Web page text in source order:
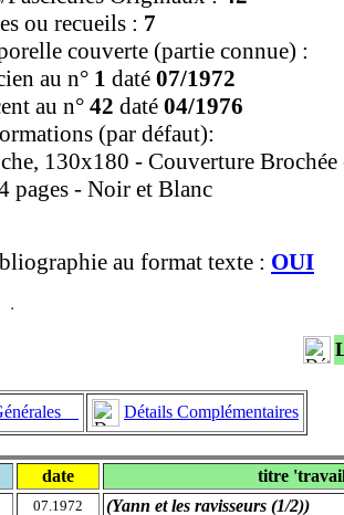
ou recueils : 7
couverte (partie connue) :
au n° 1 daté 07/1972
au n° 42 daté 04/1976
(par défaut):
130x180 - Couverture Brochée
pages - Noir et Blanc
au format texte : OUI
Détails Complémentaires
date
titre
07.1972
(Yann et les ravisseurs (1/2))